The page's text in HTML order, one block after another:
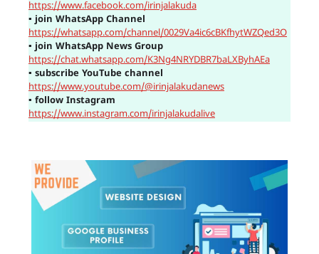
https://www.facebook.com/irinjalakuda
▪join WhatsApp Channel
https://whatsapp.com/channel/0029Va4ic6cBKfhytWZQed3O
▪join WhatsApp News Group
https://chat.whatsapp.com/K3Ng4NRYDBR7baLXByhAEa
▪ subscribe YouTube channel
https://www.youtube.com/@irinjalakudanews
▪ follow Instagram
https://www.instagram.com/irinjalakudalive